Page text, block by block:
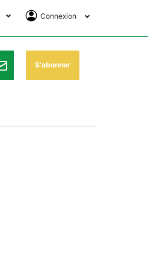
Connexion
Se Connecter
AbonnementS'abonner